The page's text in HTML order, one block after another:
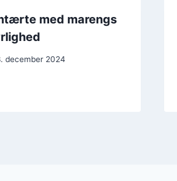
med marengs
december 2024